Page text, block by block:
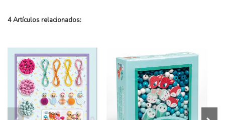
4 Artículos relacionados: